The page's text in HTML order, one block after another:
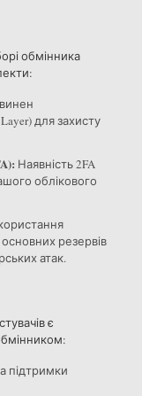
обмінника
для захисту
Наявність 2FA
облікового
резервів
атак.
є
підтримки